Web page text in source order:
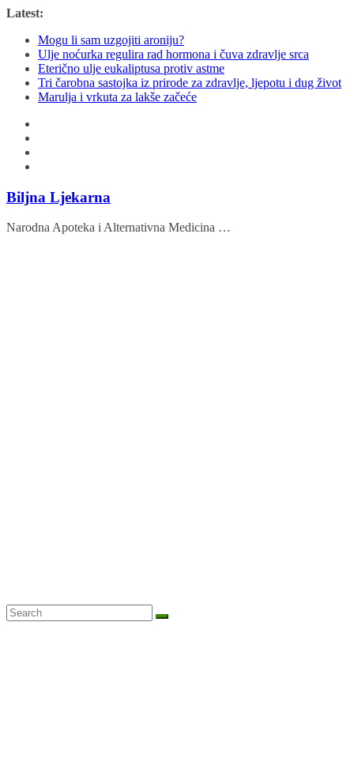
Skip
content
Latest:
Mogu li sam uzgojiti aroniju?
Ulje noćurka regulira rad hormona i čuva zdravlje srca
Eterično ulje eukaliptusa protiv astme
Tri čarobna sastojka iz prirode za zdravlje, ljepotu i dug život
Marulja i vrkuta za lakše začeće
Biljna Ljekarna
Narodna Apoteka i Alternativna Medicina …